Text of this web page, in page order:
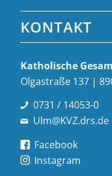
KONTAKT
Katholische
Olgastraße 137 |
0731 / 14053-0
Ulm@KVZ.drs.de
Facebook
Instagram